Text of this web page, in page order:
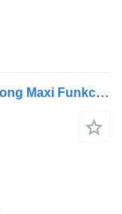
Volkswagen Crafter L3H2 Chłodnia Long Maxi Funkcja Grzania + 230V Salon PL